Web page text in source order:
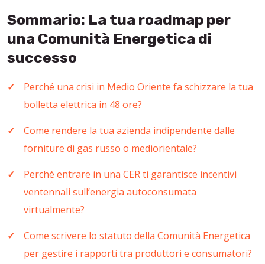
Sommario: La tua roadmap per
una Comunità Energetica di
successo
Perché una crisi in Medio Oriente fa schizzare la tua
bolletta elettrica in 48 ore?
Come rendere la tua azienda indipendente dalle
forniture di gas russo o mediorientale?
Perché entrare in una CER ti garantisce incentivi
ventennali sull’energia autoconsumata
virtualmente?
Come scrivere lo statuto della Comunità Energetica
per gestire i rapporti tra produttori e consumatori?